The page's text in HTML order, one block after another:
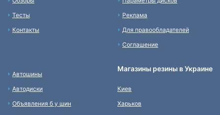
Тесты
Контакты
Реклама
Для правообладателей
Соглашение
Автошины
Автодиски
Объявления б у шин
Магазины резины в Украине
Киев
Харьков